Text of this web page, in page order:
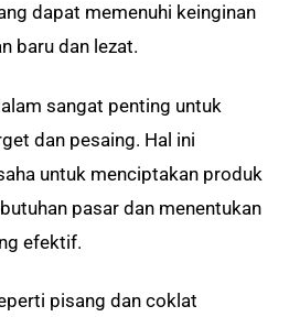
dapat memenuhi keinginan
baru dan lezat.
sangat penting untuk
dan pesaing. Hal ini
untuk menciptakan produk
pasar dan menentukan
efektif.
pisang dan coklat